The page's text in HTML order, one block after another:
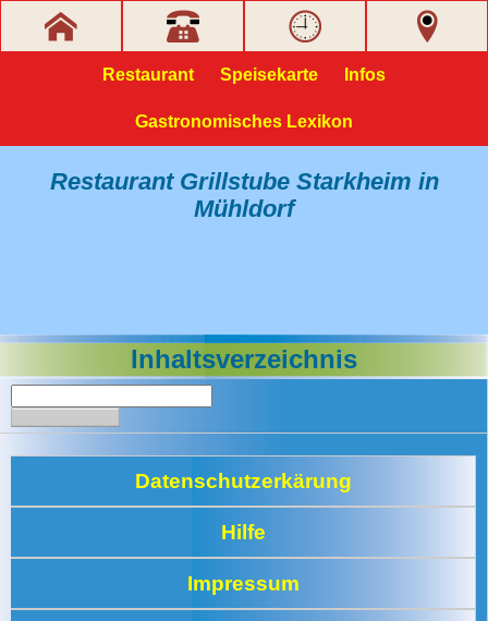
Restaurant Speisekarte Infos
Gastronomisches Lexikon
Restaurant Grillstube Starkheim in
Mühldorf
Inhaltsverzeichnis
Datenschutzerkärung
Hilfe
Impressum